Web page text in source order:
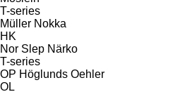
T-series
Müller Nokka
HK
Nor Slep Närko
T-series
OP Höglunds Oehler
OL